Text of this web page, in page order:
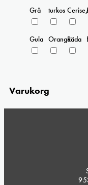
Grå turkos
Gula OrangeaRöda
Varukorg